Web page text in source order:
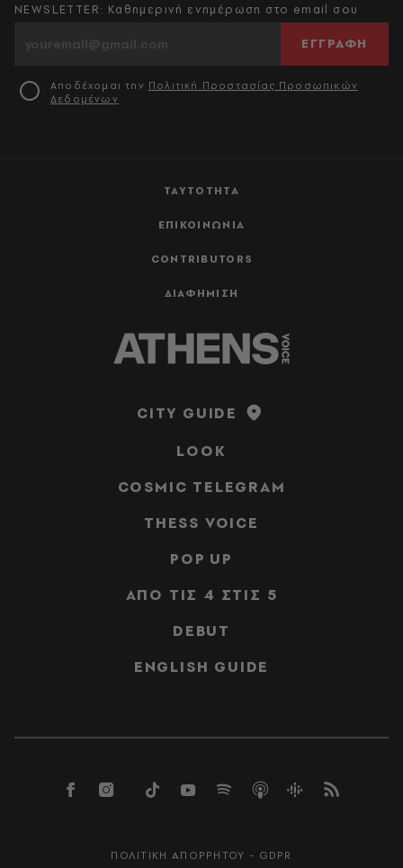
ΤΑΥΤΟΤΗΤΑ
ΕΠΙΚΟΙΝΩΝΙΑ
CONTRIBUTORS
ΔΙΑΦΗΜΙΣΗ
NEWSLETTER: Καθημερινή ενημέρωση στο email σου
ΕΓΓΡΑΦΗ
Αποδέχομαι την Πολιτική Προστασίας Προσωπικών
Δεδομένων
CITY GUIDE
LOOK
COSMIC TELEGRAM
THESS VOICE
POP UP
ΑΠΟ ΤΙΣ 4 ΣΤΙΣ 5
DEBUT
ENGLISH GUIDE
ΠΟΛΙΤΙΚΗ ΑΠΟΡΡΗΤΟΥ - GDPR